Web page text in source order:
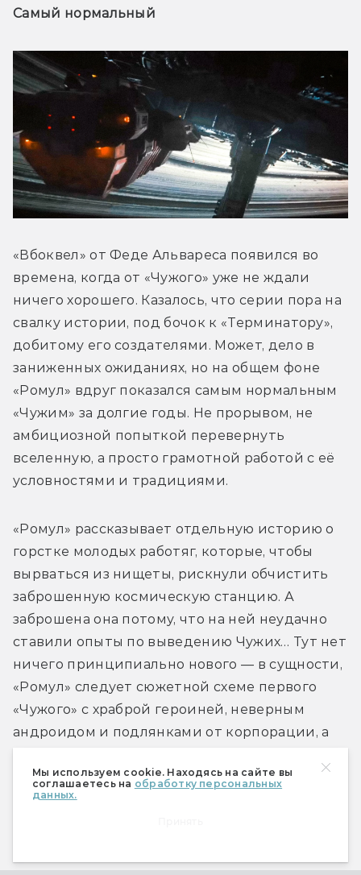
Мы используем cookie. Находясь на сайте вы
соглашаетесь на обработку персональных
данных.
Самый нормальный
«Вбоквел» от Феде Альвареса появился во
времена, когда от «Чужого» уже не ждали
ничего хорошего. Казалось, что серии пора на
свалку истории, под бочок к «Терминатору»,
добитому его создателями. Может, дело в
заниженных ожиданиях, но на общем фоне
«Ромул» вдруг показался самым нормальным
«Чужим» за долгие годы. Не прорывом, не
амбициозной попыткой перевернуть
вселенную, а просто грамотной работой с её
условностями и традициями.
«Ромул» рассказывает отдельную историю о
горстке молодых работяг, которые, чтобы
вырваться из нищеты, рискнули обчистить
заброшенную космическую станцию. А
заброшена она потому, что на ней неудачно
ставили опыты по выведению Чужих… Тут нет
ничего принципиально нового — в сущности,
«Ромул» следует сюжетной схеме первого
«Чужого» с храброй героиней, неверным
андроидом и подлянками от корпорации, а
горы отсылок, цитат и знакомого лица
андроида Эша. В общем, ностальгический